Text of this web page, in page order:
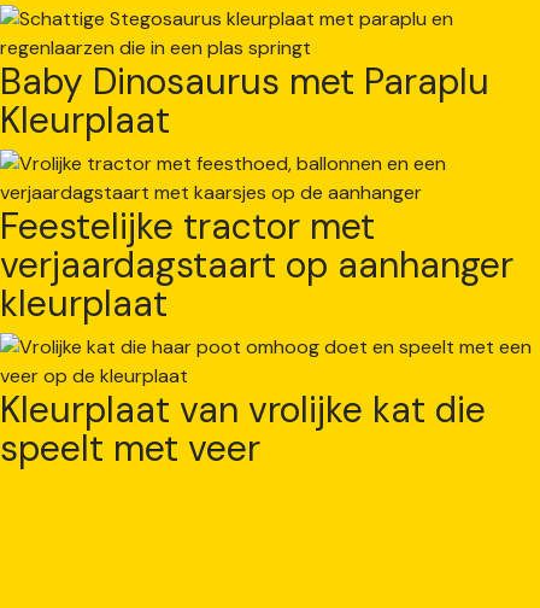
Baby Dinosaurus met Paraplu
Kleurplaat
Feestelijke tractor met
verjaardagstaart op aanhanger
kleurplaat
Kleurplaat van vrolijke kat die
speelt met veer